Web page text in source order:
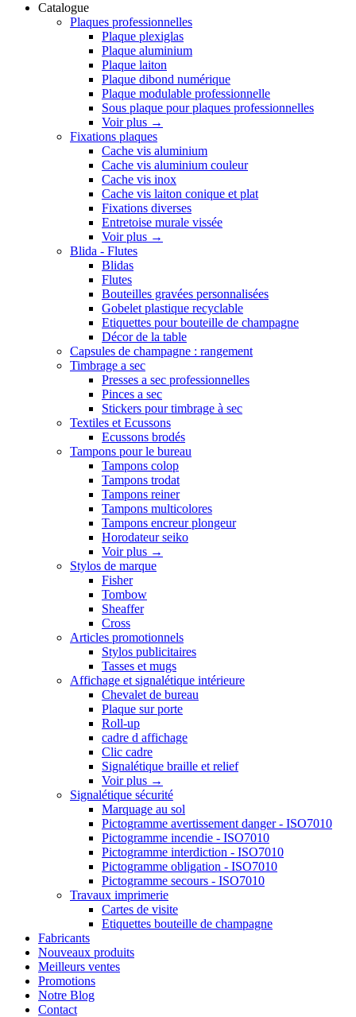
Catalogue
Plaques professionnelles
Plaque plexiglas
Plaque aluminium
Plaque laiton
Plaque dibond numérique
Plaque modulable professionnelle
Sous plaque pour plaques professionnelles
Voir plus →
Fixations plaques
Cache vis aluminium
Cache vis aluminium couleur
Cache vis inox
Cache vis laiton conique et plat
Fixations diverses
Entretoise murale vissée
Voir plus →
Blida - Flutes
Blidas
Flutes
Bouteilles gravées personnalisées
Gobelet plastique recyclable
Etiquettes pour bouteille de champagne
Décor de la table
Capsules de champagne : rangement
Timbrage a sec
Presses a sec professionnelles
Pinces a sec
Stickers pour timbrage à sec
Textiles et Ecussons
Ecussons brodés
Tampons pour le bureau
Tampons colop
Tampons trodat
Tampons reiner
Tampons multicolores
Tampons encreur plongeur
Horodateur seiko
Voir plus →
Stylos de marque
Fisher
Tombow
Sheaffer
Cross
Articles promotionnels
Stylos publicitaires
Tasses et mugs
Affichage et signalétique intérieure
Chevalet de bureau
Plaque sur porte
Roll-up
cadre d affichage
Clic cadre
Signalétique braille et relief
Voir plus →
Signalétique sécurité
Marquage au sol
Pictogramme avertissement danger - ISO7010
Pictogramme incendie - ISO7010
Pictogramme interdiction - ISO7010
Pictogramme obligation - ISO7010
Pictogramme secours - ISO7010
Travaux imprimerie
Cartes de visite
Etiquettes bouteille de champagne
Fabricants
Nouveaux produits
Meilleurs ventes
Promotions
Notre Blog
Contact